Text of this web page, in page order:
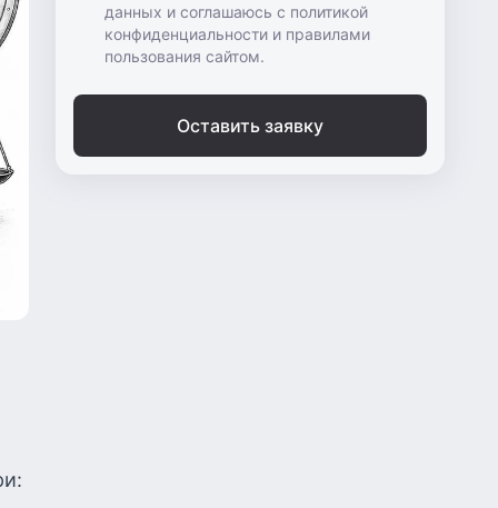
данных и соглашаюсь с политикой
конфиденциальности и правилами
пользования сайтом.
Оставить заявку